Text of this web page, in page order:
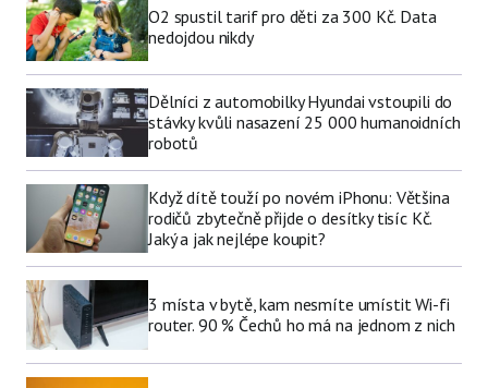
O2 spustil tarif pro děti za 300 Kč. Data
nedojdou nikdy
Dělníci z automobilky Hyundai vstoupili do
stávky kvůli nasazení 25 000 humanoidních
robotů
Když dítě touží po novém iPhonu: Většina
rodičů zbytečně přijde o desítky tisíc Kč.
Jaký a jak nejlépe koupit?
3 místa v bytě, kam nesmíte umístit Wi-fi
router. 90 % Čechů ho má na jednom z nich